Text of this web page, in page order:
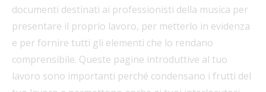
documenti destinati ai professionisti della musica per
presentare il proprio lavoro, per metterlo in evidenza
e per fornire tutti gli elementi che lo rendano
comprensibile. Queste pagine introduttive al tuo
lavoro sono importanti perché condensano i frutti del